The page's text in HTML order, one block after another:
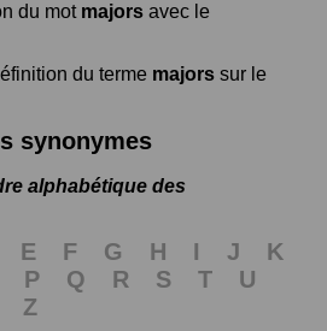
du mot majors avec le
du terme majors sur le
synonymes
alphabétique des
E F G H I J
K
P Q R S T
U
Z